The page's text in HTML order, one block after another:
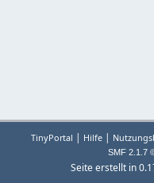
TinyPortal | Hilfe |
SMF 2.1.7
Seite erstellt in